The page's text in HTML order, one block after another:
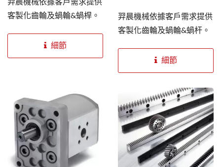
羿晨機械依據客戶需求提供
客製化齒輪及蝸輪&蝸桿。
細節
羿晨機械依據客戶需求提供
客製化齒輪及蝸輪&蝸杆。
細節